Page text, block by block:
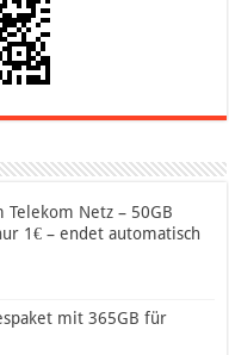
Telekom Netz – 50GB
1€ – endet automatisch
mit 365GB für